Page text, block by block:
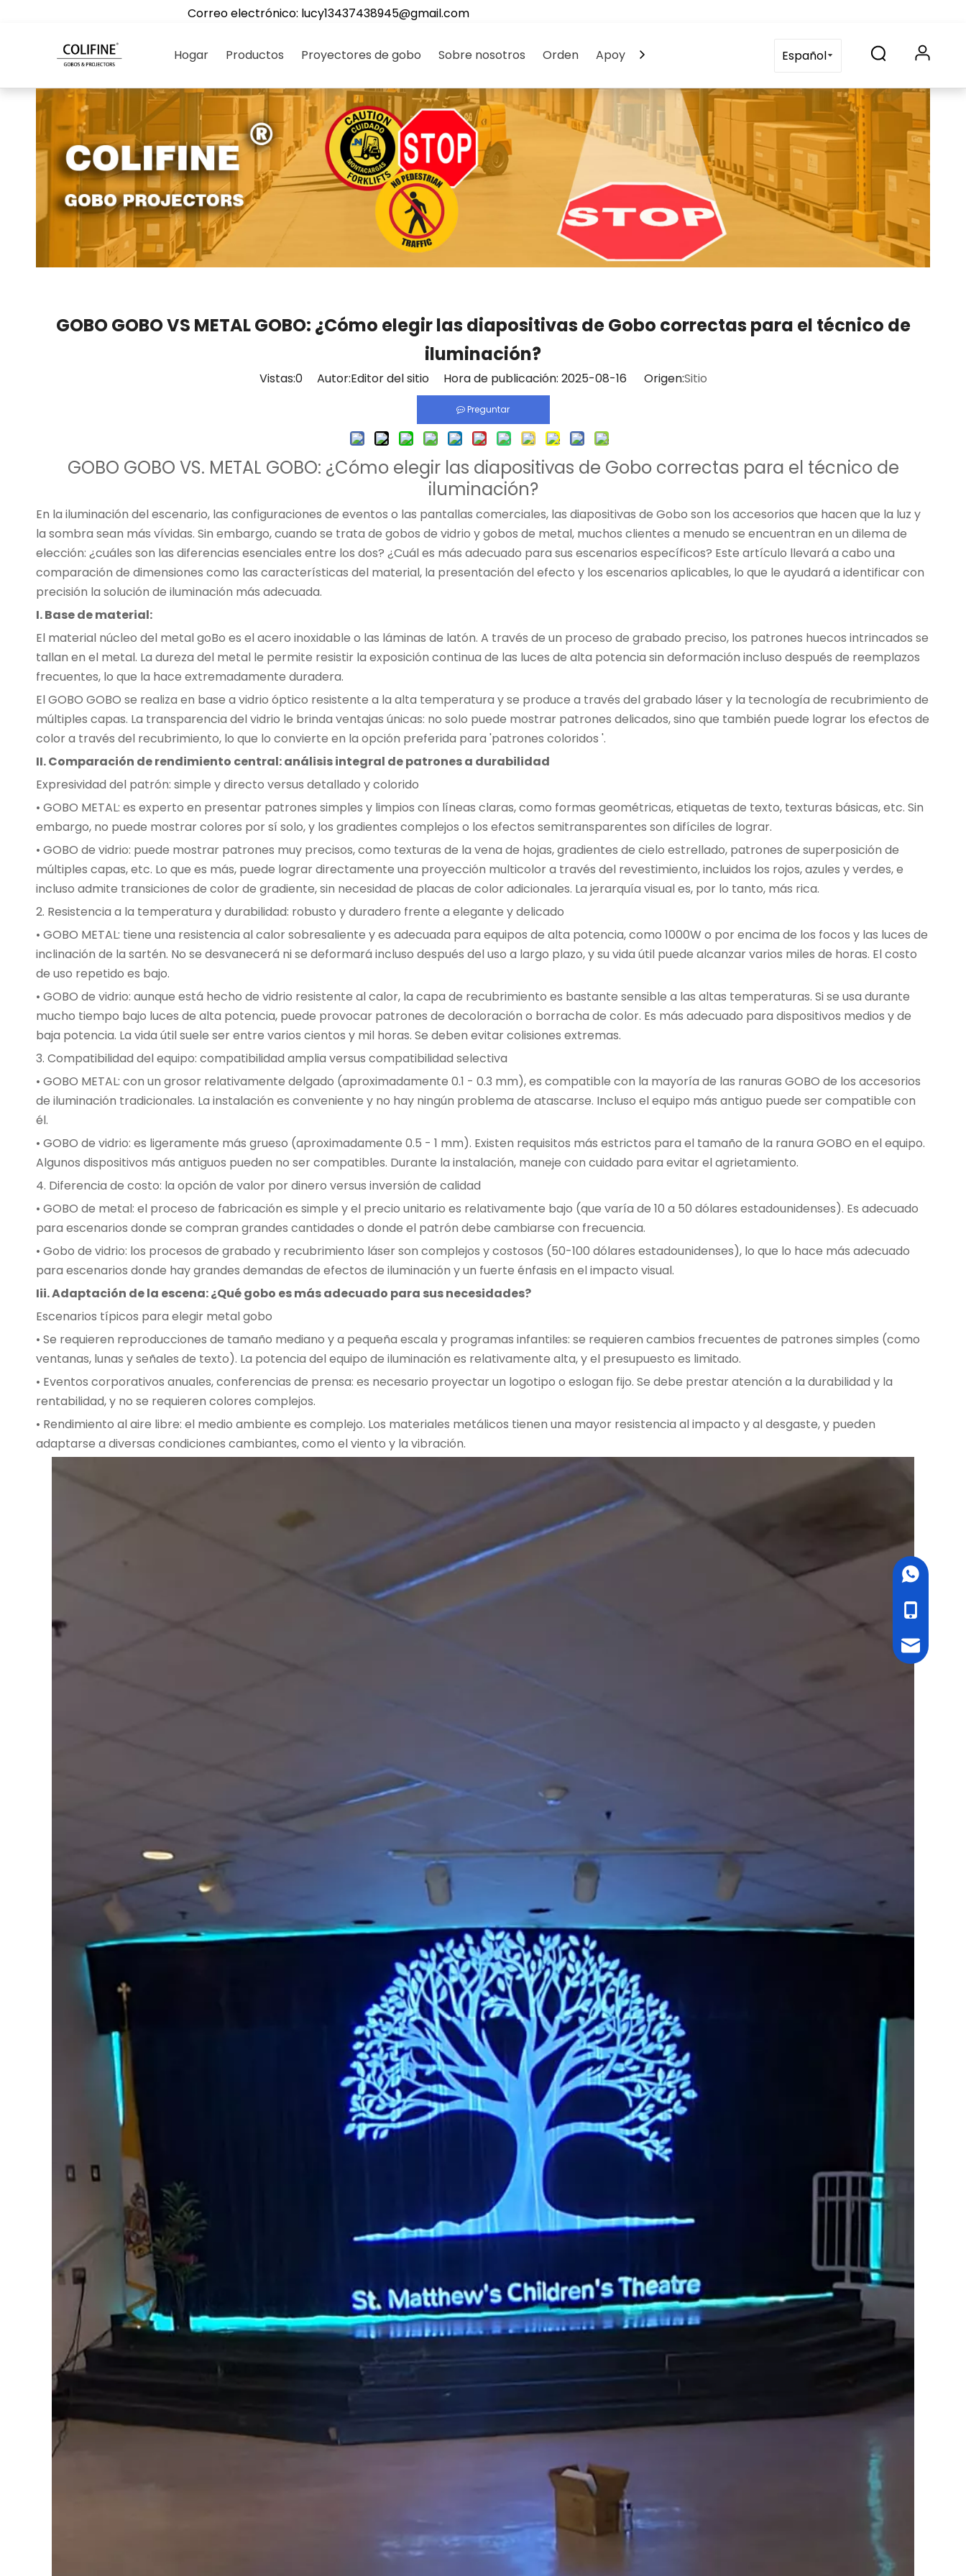
Correo electrónico: lucy13437438945@gmail.com
Hogar Productos Proyectores de gobo Sobre nosotros Orden Apoyo Contáctenos blog Preguntas
Español
GOBO GOBO VS METAL GOBO: ¿Cómo elegir las diapositivas de Gobo correctas para el técnico de
iluminación?
Vistas:0Autor:Editor del sitio Hora de publicación: 2025-08-16 Origen:Sitio
Preguntar
GOBO GOBO VS. METAL GOBO: ¿Cómo elegir las diapositivas de Gobo correctas para el técnico de
iluminación?
En la iluminación del escenario, las configuraciones de eventos o las pantallas comerciales, las diapositivas de Gobo son los accesorios que hacen que la luz y
la sombra sean más vívidas. Sin embargo, cuando se trata de gobos de vidrio y gobos de metal, muchos clientes a menudo se encuentran en un dilema de
elección: ¿cuáles son las diferencias esenciales entre los dos? ¿Cuál es más adecuado para sus escenarios específicos? Este artículo llevará a cabo una
comparación de dimensiones como las características del material, la presentación del efecto y los escenarios aplicables, lo que le ayudará a identificar con
precisión la solución de iluminación más adecuada.
I. Base de material:
El material núcleo del metal goBo es el acero inoxidable o las láminas de latón. A través de un proceso de grabado preciso, los patrones huecos intrincados se
tallan en el metal. La dureza del metal le permite resistir la exposición continua de las luces de alta potencia sin deformación incluso después de reemplazos
frecuentes, lo que la hace extremadamente duradera.
El GOBO GOBO se realiza en base a vidrio óptico resistente a la alta temperatura y se produce a través del grabado láser y la tecnología de recubrimiento de
múltiples capas. La transparencia del vidrio le brinda ventajas únicas: no solo puede mostrar patrones delicados, sino que también puede lograr los efectos de
color a través del recubrimiento, lo que lo convierte en la opción preferida para 'patrones coloridos '.
II. Comparación de rendimiento central: análisis integral de patrones a durabilidad
Expresividad del patrón: simple y directo versus detallado y colorido
• GOBO METAL: es experto en presentar patrones simples y limpios con líneas claras, como formas geométricas, etiquetas de texto, texturas básicas, etc. Sin
embargo, no puede mostrar colores por sí solo, y los gradientes complejos o los efectos semitransparentes son difíciles de lograr.
• GOBO de vidrio: puede mostrar patrones muy precisos, como texturas de la vena de hojas, gradientes de cielo estrellado, patrones de superposición de
múltiples capas, etc. Lo que es más, puede lograr directamente una proyección multicolor a través del revestimiento, incluidos los rojos, azules y verdes, e
incluso admite transiciones de color de gradiente, sin necesidad de placas de color adicionales. La jerarquía visual es, por lo tanto, más rica.
2. Resistencia a la temperatura y durabilidad: robusto y duradero frente a elegante y delicado
• GOBO METAL: tiene una resistencia al calor sobresaliente y es adecuada para equipos de alta potencia, como 1000W o por encima de los focos y las luces de
inclinación de la sartén. No se desvanecerá ni se deformará incluso después del uso a largo plazo, y su vida útil puede alcanzar varios miles de horas. El costo
de uso repetido es bajo.
• GOBO de vidrio: aunque está hecho de vidrio resistente al calor, la capa de recubrimiento es bastante sensible a las altas temperaturas. Si se usa durante
mucho tiempo bajo luces de alta potencia, puede provocar patrones de decoloración o borracha de color. Es más adecuado para dispositivos medios y de
baja potencia. La vida útil suele ser entre varios cientos y mil horas. Se deben evitar colisiones extremas.
3. Compatibilidad del equipo: compatibilidad amplia versus compatibilidad selectiva
• GOBO METAL: con un grosor relativamente delgado (aproximadamente 0.1 - 0.3 mm), es compatible con la mayoría de las ranuras GOBO de los accesorios
de iluminación tradicionales. La instalación es conveniente y no hay ningún problema de atascarse. Incluso el equipo más antiguo puede ser compatible con
él.
• GOBO de vidrio: es ligeramente más grueso (aproximadamente 0.5 - 1 mm). Existen requisitos más estrictos para el tamaño de la ranura GOBO en el equipo.
Algunos dispositivos más antiguos pueden no ser compatibles. Durante la instalación, maneje con cuidado para evitar el agrietamiento.
4. Diferencia de costo: la opción de valor por dinero versus inversión de calidad
• GOBO de metal: el proceso de fabricación es simple y el precio unitario es relativamente bajo (que varía de 10 a 50 dólares estadounidenses). Es adecuado
para escenarios donde se compran grandes cantidades o donde el patrón debe cambiarse con frecuencia.
• Gobo de vidrio: los procesos de grabado y recubrimiento láser son complejos y costosos (50-100 dólares estadounidenses), lo que lo hace más adecuado
para escenarios donde hay grandes demandas de efectos de iluminación y un fuerte énfasis en el impacto visual.
Iii. Adaptación de la escena: ¿Qué gobo es más adecuado para sus necesidades?
Escenarios típicos para elegir metal gobo
• Se requieren reproducciones de tamaño mediano y a pequeña escala y programas infantiles: se requieren cambios frecuentes de patrones simples (como
ventanas, lunas y señales de texto). La potencia del equipo de iluminación es relativamente alta, y el presupuesto es limitado.
• Eventos corporativos anuales, conferencias de prensa: es necesario proyectar un logotipo o eslogan fijo. Se debe prestar atención a la durabilidad y la
rentabilidad, y no se requieren colores complejos.
• Rendimiento al aire libre: el medio ambiente es complejo. Los materiales metálicos tienen una mayor resistencia al impacto y al desgaste, y pueden
adaptarse a diversas condiciones cambiantes, como el viento y la vibración.
WhatsApp
cell Phone
Email